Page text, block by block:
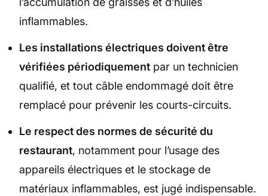
inflammables.
Les installations électriques doivent être
vérifiées périodiquement par un technicien
qualifié, et tout câble endommagé doit être
remplacé pour prévenir les courts-circuits.
Le respect des normes de sécurité du
restaurant, notamment pour l’usage des
appareils électriques et le stockage de
matériaux inflammables, est jugé indispensable.